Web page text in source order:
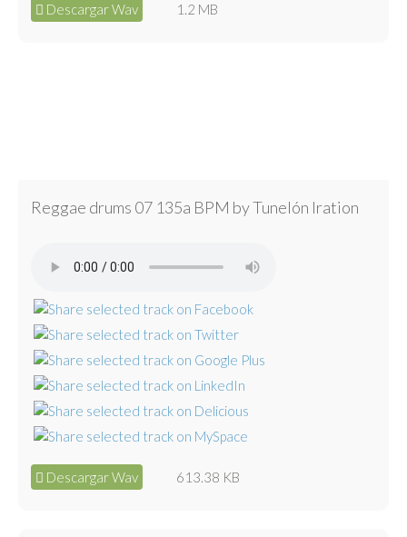
Descargar Wav 1.2 MB
Reggae drums 07 135a BPM by Tunelón Iration
Descargar Wav 613.38 KB